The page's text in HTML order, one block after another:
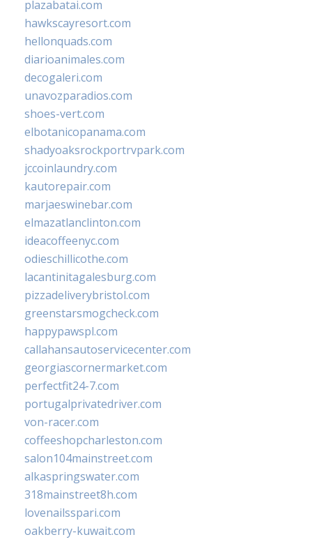
plazabatai.com
hawkscayresort.com
hellonquads.com
diarioanimales.com
decogaleri.com
unavozparadios.com
shoes-vert.com
elbotanicopanama.com
shadyoaksrockportrvpark.com
jccoinlaundry.com
kautorepair.com
marjaeswinebar.com
elmazatlanclinton.com
ideacoffeenyc.com
odieschillicothe.com
lacantinitagalesburg.com
pizzadeliverybristol.com
greenstarsmogcheck.com
happypawspl.com
callahansautoservicecenter.com
georgiascornermarket.com
perfectfit24-7.com
portugalprivatedriver.com
von-racer.com
coffeeshopcharleston.com
salon104mainstreet.com
alkaspringswater.com
318mainstreet8h.com
lovenailsspari.com
oakberry-kuwait.com